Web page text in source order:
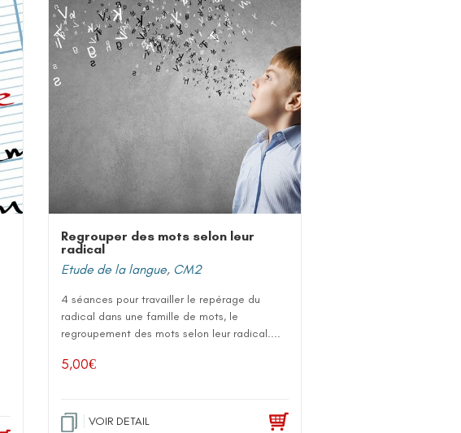
Regrouper des mots selon leur
radical
Etude de la langue, CM2
4 séances pour travailler le repérage du
radical dans une famille de mots, le
regroupement des mots selon leur radical....
5,00€
VOIR DETAIL